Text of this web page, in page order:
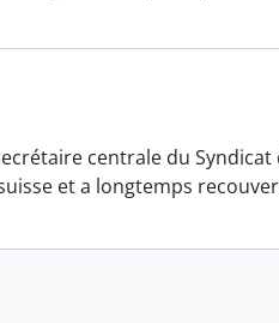
centrale du
et a longtemps